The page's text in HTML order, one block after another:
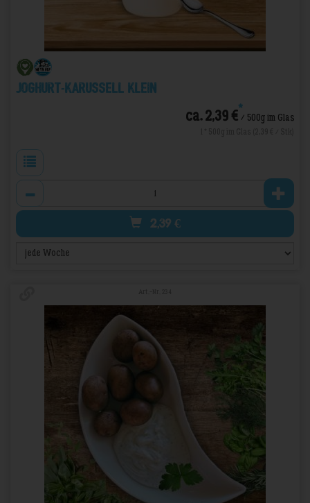
Joghurt-Karussell Klein
ca. 2,39 €*/ 500g im Glas
2,39 €